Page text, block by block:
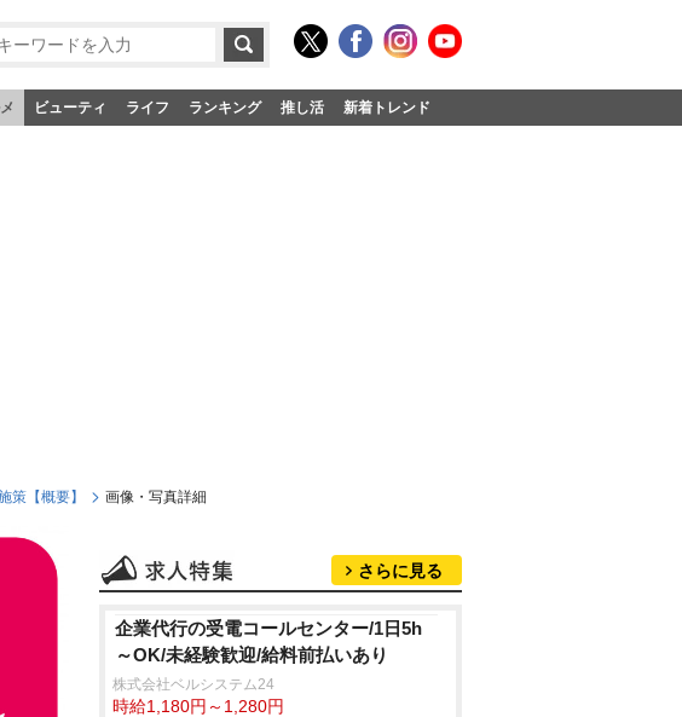
ビューティ ライフ ランキング 推し活 新着トレンド
策【概要】 画像・写真詳細
さらに見る
企業代行の受電コールセンター/1日5h
～OK/未経験歓迎/給料前払いあり
株式会社ベルシステム24
時給1,180円～1,280円